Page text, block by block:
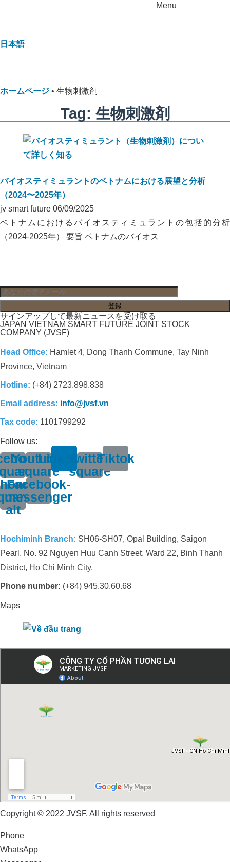
Menu
日本語
ホームページ • 生物刺激剤
Tag: 生物刺激剤
バイオスティミュラントのベトナムにおける展望と分析
（2024〜2025年）
jv smart future 06/09/2025
ベトナムにおけるバイオスティミュラントの包括的分析
（2024-2025年） 要旨 ベトナムのバイオス
サインアップして最新ニュースを受け取る
JAPAN VIETNAM SMART FUTURE JOINT STOCK
COMPANY (JVSF)
Head Office: Hamlet 4, Dong Thanh Commune, Tay Ninh
Province, Vietnam
Hotline: (+84) 2723.898.838
Email address: info@jvsf.vn
Tax code: 1101799292
Follow us:
Youtube-
square
LinkedinTwitter-
square
Tiktok
alt
Facebook-
messenger
Hochiminh Branch: SH06-SH07, Opal Building, Saigon
Pearl, No. 92 Nguyen Huu Canh Street, Ward 22, Binh Thanh
District, Ho Chi Minh City.
Phone number: (+84) 945.30.60.68
Maps
Copyright © 2022 JVSF. All rights reserved
Phone
WhatsApp